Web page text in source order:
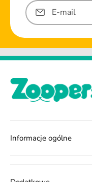
E-mail
Informacje ogólne